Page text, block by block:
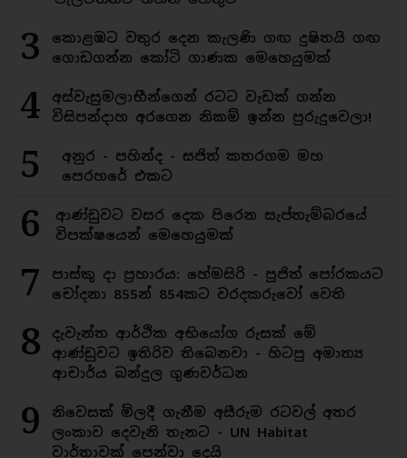
3
කොළඹට වතුර දෙන කැලණි ගඟ දුෂිතයි ගඟ
ගොඩගන්න කෝටි ගාණක මෙහෙයුමක්
4
අස්වැසුමලාභීන්ගෙන් රටට වැඩක් ගන්න
විසිපන්දාහ අරගෙන නිකම් ඉන්න පුරුදුවෙලා!
5
අනුර - පහින්ද - සජිත් කතරගම මහ
පෙරහරේ එකට
6
ආණ්ඩුවට වසර දෙක පිරෙන සැප්තැම්බරයේ
විපක්ෂයෙන් මෙහෙයුමක්
7
පාස්කු දා ප්‍රහාරය: හේමසිරි - පූජිත් පෝරකයට
චෝදනා 855න් 854කට වරදකරුවෝ වෙති
8
දැවැන්ත ආර්ථික අභියෝග රුසක් මේ
ආණ්ඩුවට ඉතිරිව තිබෙනවා - හිටපු අමාත්‍ය
ආචාර්ය බන්දුල ගුණවර්ධන
9
නිවෙසක් මිලදී ගැනීම අසීරුම රටවල් අතර
ලංකාව දෙවැනි තැනට - UN Habitat
වාර්තාවක් පෙන්වා දෙයි